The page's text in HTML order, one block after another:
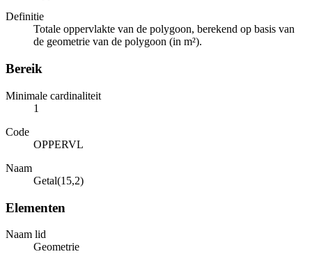
Definitie
Totale oppervlakte van de polygoon, berekend op basis van
de geometrie van de polygoon (in m²).
Bereik
Minimale cardinaliteit
1
Code
OPPERVL
Naam
Getal(15,2)
Elementen
Naam lid
Geometrie